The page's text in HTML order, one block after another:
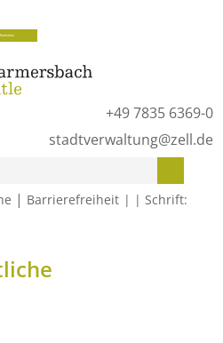
+49 7835 6369-0
stadtverwaltung@zell.de
| Barrierefreiheit Schrift:
Tourismus